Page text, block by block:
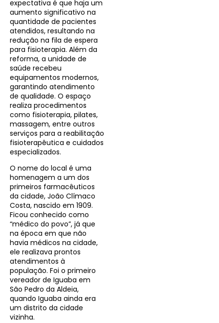
expectativa é que haja um
aumento significativo na
quantidade de pacientes
atendidos, resultando na
redução na fila de espera
para fisioterapia. Além da
reforma, a unidade de
saúde recebeu
equipamentos modernos,
garantindo atendimento
de qualidade. O espaço
realiza procedimentos
como fisioterapia, pilates,
massagem, entre outros
serviços para a reabilitação
fisioterapêutica e cuidados
especializados.
O nome do local é uma
homenagem a um dos
primeiros farmacêuticos
da cidade, João Clímaco
Costa, nascido em 1909.
Ficou conhecido como
“médico do povo”, já que
na época em que não
havia médicos na cidade,
ele realizava prontos
atendimentos à
população. Foi o primeiro
vereador de Iguaba em
São Pedro da Aldeia,
quando Iguaba ainda era
um distrito da cidade
vizinha.